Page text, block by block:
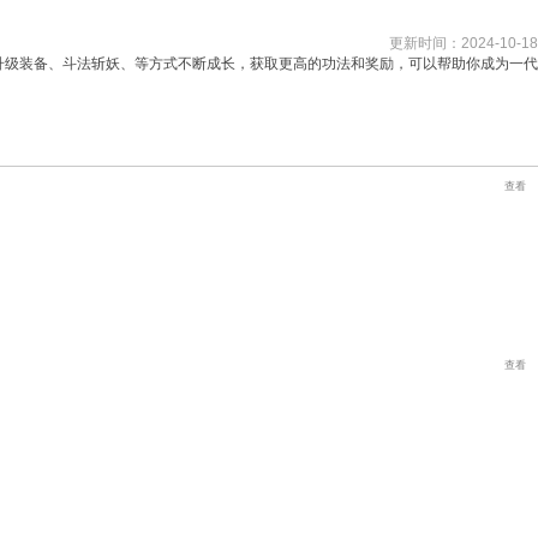
更新时间：2024-10-18
装备、斗法斩妖、等方式不断成长，获取更高的功法和奖励，可以帮助你成为一代
查看
查看